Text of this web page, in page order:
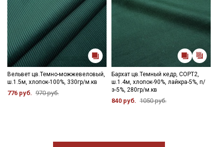
Вельвет цв.Темно-можжевеловый,
ш.1.5м, хлопок-100%, 330гр/м.кв
776 руб. 970 руб.
Бархат цв.Темный кедр, СОРТ2,
ш.1.4м, хлопок-90%, лайкра-5%, п/
э-5%, 280гр/м.кв
840 руб. 1050 руб.